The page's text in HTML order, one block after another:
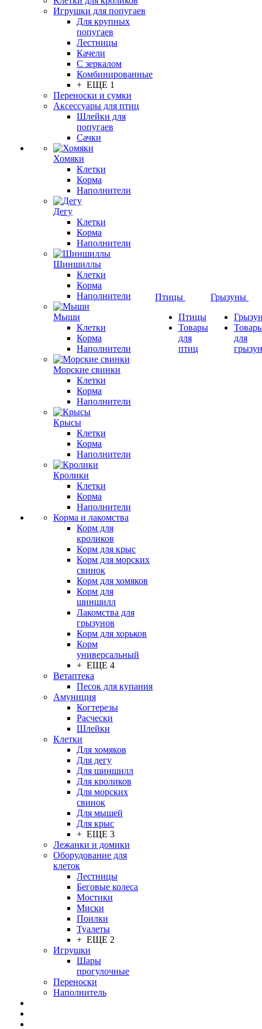
Игрушки для попугаев
Для крупных
попугаев
Лестницы
Качели
С зеркалом
Комбинированные
+ ЕЩЕ 1
Переноски и сумки
Аксессуары для птиц
Шлейки для
попугаев
Сачки
Хомяки
Клетки
Корма
Наполнители
Дегу
Клетки
Корма
Наполнители
Шиншиллы
Клетки
Корма
Наполнители
Мыши
Клетки
Корма
Наполнители
Морские свинки
Клетки
Корма
Наполнители
Крысы
Клетки
Корма
Наполнители
Кролики
Клетки
Корма
Наполнители
Корма и лакомства
Корм для
кроликов
Корм для крыс
Корм для морских
свинок
Корм для хомяков
Корм для
шиншилл
Лакомства для
грызунов
Корм для хорьков
Корм
универсальный
+ ЕЩЕ 4
Ветаптека
Песок для купания
Амуниция
Когтерезы
Расчески
Шлейки
Клетки
Для хомяков
Для дегу
Для шиншилл
Для кроликов
Для морских
свинок
Для мышей
Для крыс
+ ЕЩЕ 3
Лежанки и домики
Оборудование для
клеток
Лестницы
Беговые колеса
Мостики
Миски
Поилки
Туалеты
+ ЕЩЕ 2
Игрушки
Шары
прогулочные
Переноски
Наполнитель
Птицы
Птицы
Товары
для
птиц
Грызуны
для